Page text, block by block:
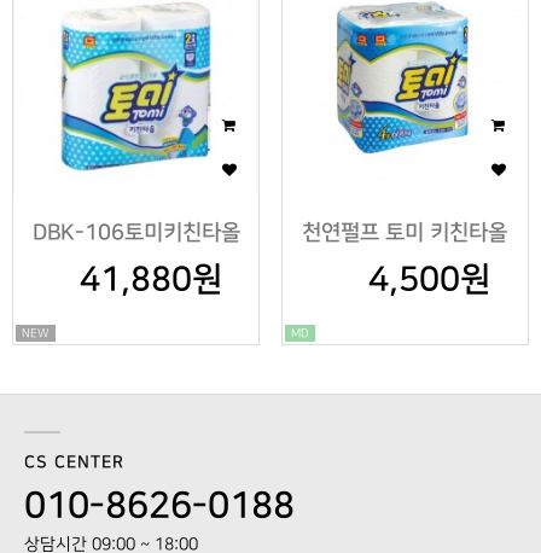
DBK-106토미키친타올
130매*2롤*20팩
41,880원
NEW
천연펄프 토미 키친타올
150매
4,500원
MD
CS CENTER
010-8626-0188
상담시간 09:00 ~ 18:00